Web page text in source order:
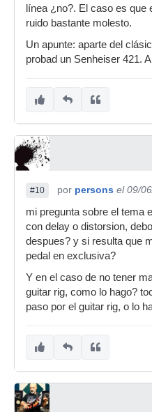
línea ¿no?. El caso es que
ruido bastante molesto.
Un apunte: aparte del
probad un Senheiser 421.
#10 por persons el 09/
mi pregunta sobre el tema
con delay o distorsion,
despues? y si resulta que
pedal en exclusiva?
Y en el caso de no tener
guitar rig, como lo hago?
paso por el guitar rig, o lo